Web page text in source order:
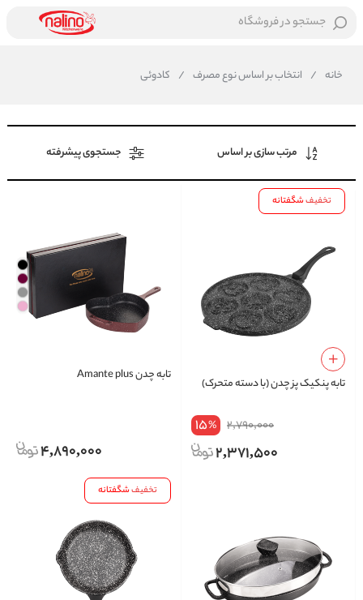
جستجو در فروشگاه
خانه / انتخاب بر اساس نوع مصرف / کادوئی
مرتب سازی بر اساس جستجوی پیشرفته
تخفیفشگفتانه
تابه پنکیک پز چدن (با دسته متحرک)
2,790,000
15%
2,371,500
تابه چدن Amante plus
4,890,000
تخفیفشگفتانه